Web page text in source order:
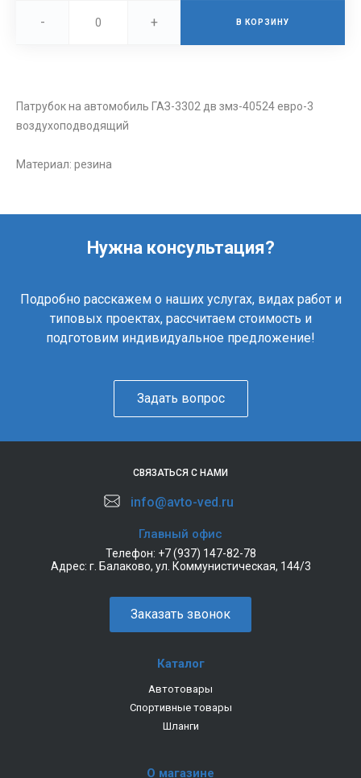
- + В КОРЗИНУ
Патрубок на автомобиль ГАЗ-3302 дв змз-40524 евро-3
воздухоподводящий
Материал: резина
Нужна консультация?
Подробно расскажем о наших услугах, видах работ и
типовых проектах, рассчитаем стоимость и
подготовим индивидуальное предложение!
Задать вопрос
СВЯЗАТЬСЯ С НАМИ
info@avto-ved.ru
Главный офис
Телефон: +7 (937) 147-82-78
Адрес: г. Балаково, ул. Коммунистическая, 144/3
Заказать звонок
Каталог
Автотовары
Спортивные товары
Шланги
О магазине